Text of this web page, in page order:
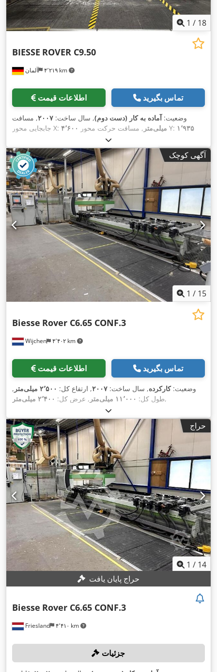
1 / 18
آلمان ۴٬۲۱۹ km
BIESSE ROVER C9.50
اطلاعات قیمت تماس بگیرید
وضعیت:آماده به کار (دست دوم), سال ساخت: ۲۰۰۷, مسافت
جابجایی محور X:
۴٬۶۰۰ میلی‌متر , مسافت حرکت محور Y: ۱٬۹۳۵
, مسافت حرکت محور Z:
آگهی کوچک
1 / 15
Wijchen ۴٬۴۰۲ km
Biesse Rover C6.65 CONF.3
اطلاعات قیمت تماس بگیرید
وضعیت:کارکرده, سال ساخت: ۲۰۰۷, ارتفاع کل: ۲٬۵۰۰ میلی‌متر
,
طول کل: ۱۱٬۰۰۰ میلی‌متر , عرض کل: ۲٬۴۰۰ میلی‌متر ,
حراج
1 / 14
حراج پایان یافت
Friesland ۴٬۴۱۰ km
Biesse Rover C6.65 CONF.3
جزئیات